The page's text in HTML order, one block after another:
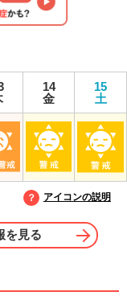
14
金
15
土
アイコンの説明
を見る